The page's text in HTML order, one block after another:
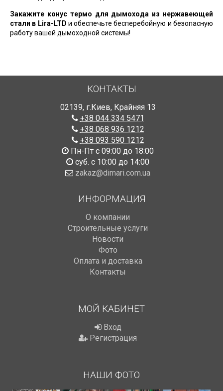
Закажите конус термо для дымохода из нержавеющей
стали в Lira-LTD и обеспечьте бесперебойную и безопасную
работу вашей дымоходной системы!
КОНТАКТЫ
02139, г.Киев, Крайняя 13
+38 044 334 5471
+38 068 936 1212
+38 093 590 1212
Пн-Пт с 09:00 до 18:00
суб. с 10:00 до 14:00
zakaz@dimari.com.ua
ИНФОРМАЦИЯ
О компании
Строительные услуги
Новости
Фото
Оплата и доставка
Контакты
МОЙ КАБИНЕТ
Вход
Регистрация
НАШИ ФОТО